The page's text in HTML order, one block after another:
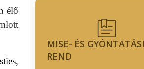
élő
MISE- ÉS GYÓNTATÁSI
REND